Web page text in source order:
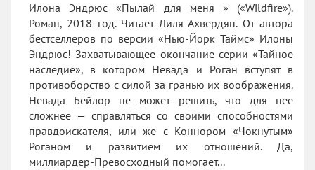
Илона Эндрюс «Пылай для меня » («Wildfire»).
Роман, 2018 год. Читает Лиля Ахвердян. От автора
бестселлеров по версии «Нью-Йорк Таймс» Илоны
Эндрюс! Захватывающее окончание серии «Тайное
наследие», в котором Невада и Роган вступят в
противоборство с силой за гранью их воображения.
Невада Бейлор не может решить, что для нее
сложнее — справляться со своими способностями
правдоискателя, или же с Коннором «Чокнутым»
Роганом и развитием их отношений. Да,
миллиардер-Превосходный помогает...